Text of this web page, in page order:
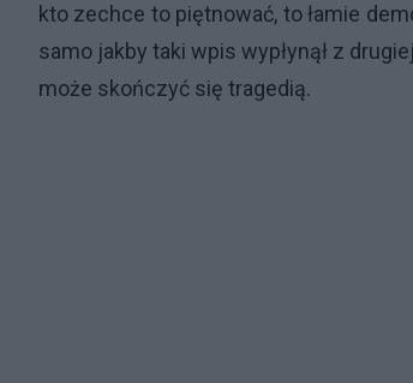
kto zechce to piętnować, to łamie
samo jakby taki wpis wypłynął z
może skończyć się tragedią.